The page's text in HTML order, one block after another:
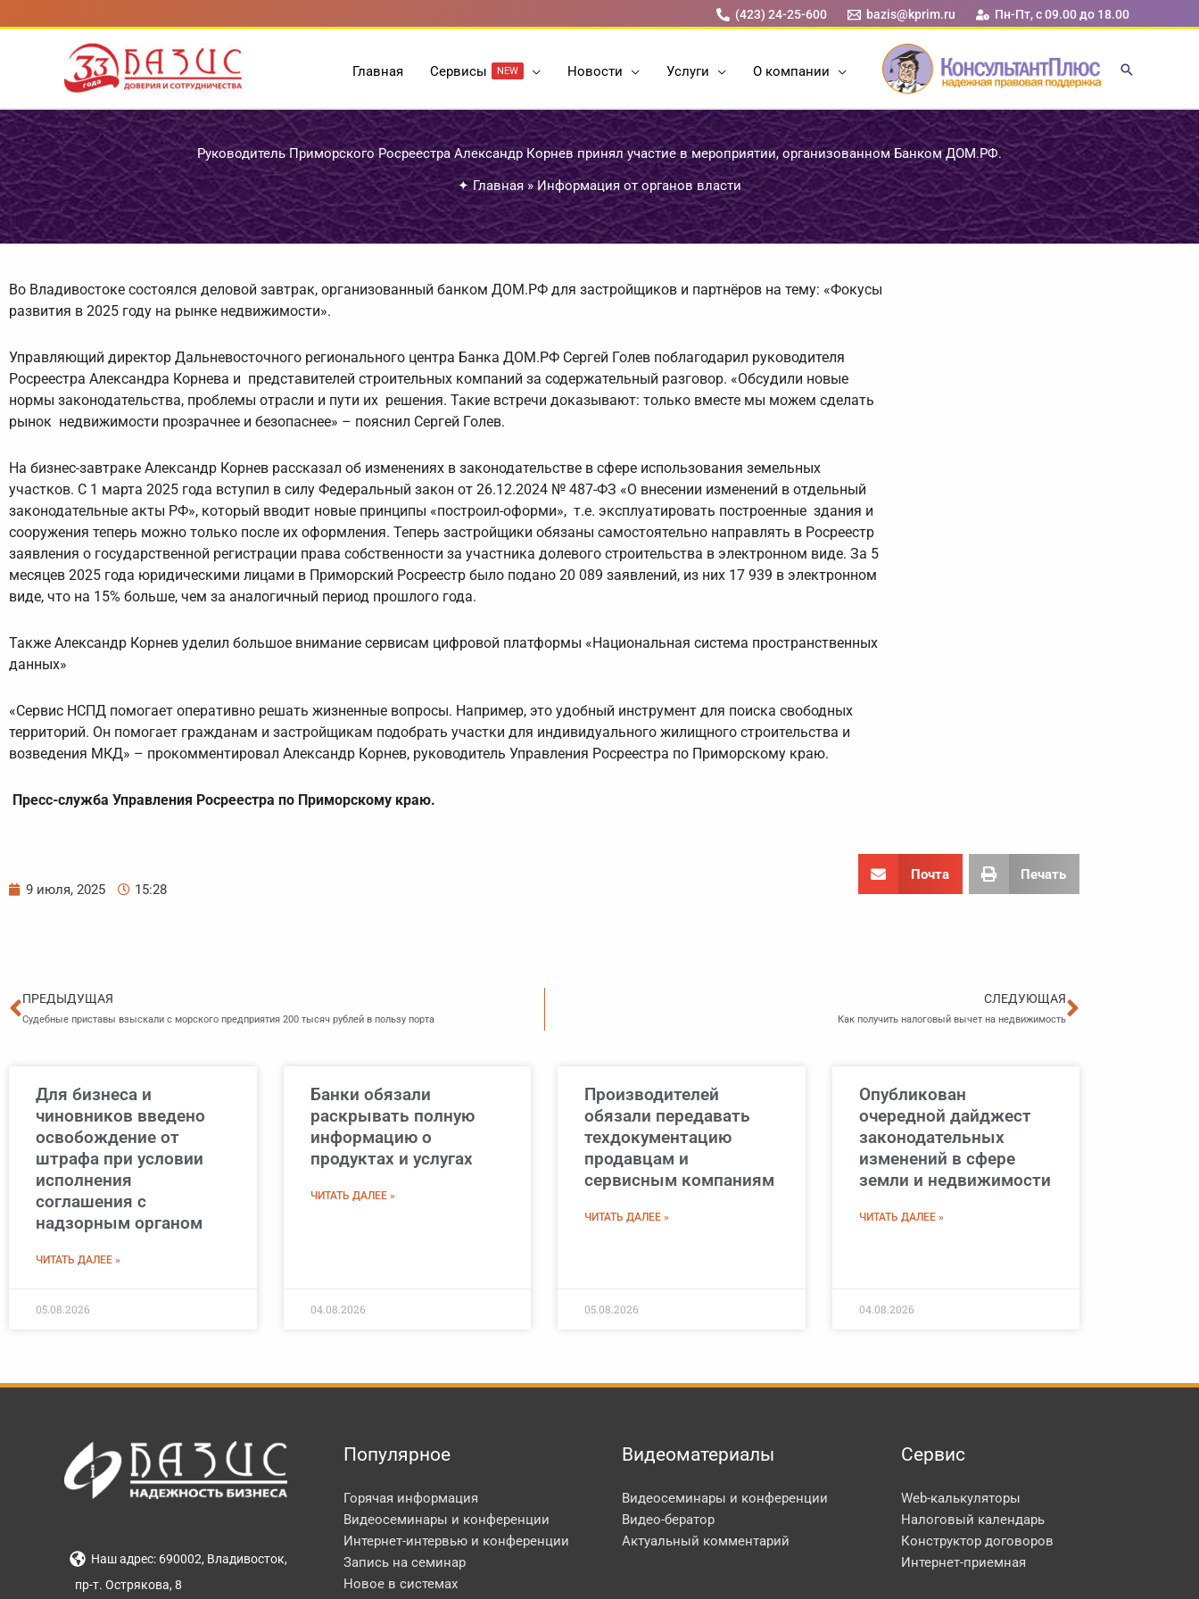
к
содержимому
(423) 24-25-600 bazis@kprim.ru Пн-Пт, с 09.00 до 18.00
Главная Cервисы NEW Новости Услуги О компании
Руководитель Приморского Росреестра Александр Корнев принял участие в мероприятии, организованном Банком ДОМ.РФ.
✦ Главная »Информация от органов власти
Во Владивостоке состоялся деловой завтрак, организованный банком ДОМ.РФ для застройщиков и партнёров на тему: «Фокусы
развития в 2025 году на рынке недвижимости».
Управляющий директор Дальневосточного регионального центра Банка ДОМ.РФ Сергей Голев поблагодарил руководителя
Росреестра Александра Корнева и представителей строительных компаний за содержательный разговор. «Обсудили новые
нормы законодательства, проблемы отрасли и пути их решения. Такие встречи доказывают: только вместе мы можем сделать
рынок недвижимости прозрачнее и безопаснее» – пояснил Сергей Голев.
На бизнес-завтраке Александр Корнев рассказал об изменениях в законодательстве в сфере использования земельных
участков. С 1 марта 2025 года вступил в силу Федеральный закон от 26.12.2024 № 487-ФЗ «О внесении изменений в отдельный
законодательные акты РФ», который вводит новые принципы «построил-оформи», т.е. эксплуатировать построенные здания и
сооружения теперь можно только после их оформления. Теперь застройщики обязаны самостоятельно направлять в Росреестр
заявления о государственной регистрации права собственности за участника долевого строительства в электронном виде. За 5
месяцев 2025 года юридическими лицами в Приморский Росреестр было подано 20 089 заявлений, из них 17 939 в электронном
виде, что на 15% больше, чем за аналогичный период прошлого года.
Также Александр Корнев уделил большое внимание сервисам цифровой платформы «Национальная система пространственных
данных»
«Сервис НСПД помогает оперативно решать жизненные вопросы. Например, это удобный инструмент для поиска свободных
территорий. Он помогает гражданам и застройщикам подобрать участки для индивидуального жилищного строительства и
возведения МКД» – прокомментировал Александр Корнев, руководитель Управления Росреестра по Приморскому краю.
Пресс-служба Управления Росреестра по Приморскому краю.
9 июля, 2025 15:28
Почта Печать
Пред
ПРЕДЫДУЩАЯ
Судебные приставы взыскали с морского предприятия 200 тысяч рублей в пользу порта
СЛЕДУЮЩАЯ
Как получить налоговый вычет на недвижимость
Для бизнеса и
чиновников введено
освобождение от
штрафа при условии
исполнения
соглашения с
надзорным органом
ЧИТАТЬ ДАЛЕЕ »
05.08.2026
Банки обязали
раскрывать полную
информацию о
продуктах и услугах
ЧИТАТЬ ДАЛЕЕ »
04.08.2026
Производителей
обязали передавать
техдокументацию
продавцам и
сервисным компаниям
ЧИТАТЬ ДАЛЕЕ »
05.08.2026
Опубликован
очередной дайджест
законодательных
изменений в сфере
земли и недвижимости
ЧИТАТЬ ДАЛЕЕ »
04.08.2026
Наш адрес: 690002, Владивосток,
пр-т. Острякова, 8
Популярное
Горячая информация
Видеосеминары и конференции
Интернет-интервью и конференции
Запись на семинар
Новое в системах
Видеоматериалы
Видеосеминары и конференции
Видео-бератор
Актуальный комментарий
Сервис
Web-калькуляторы
Налоговый календарь
Конструктор договоров
Интернет-приемная